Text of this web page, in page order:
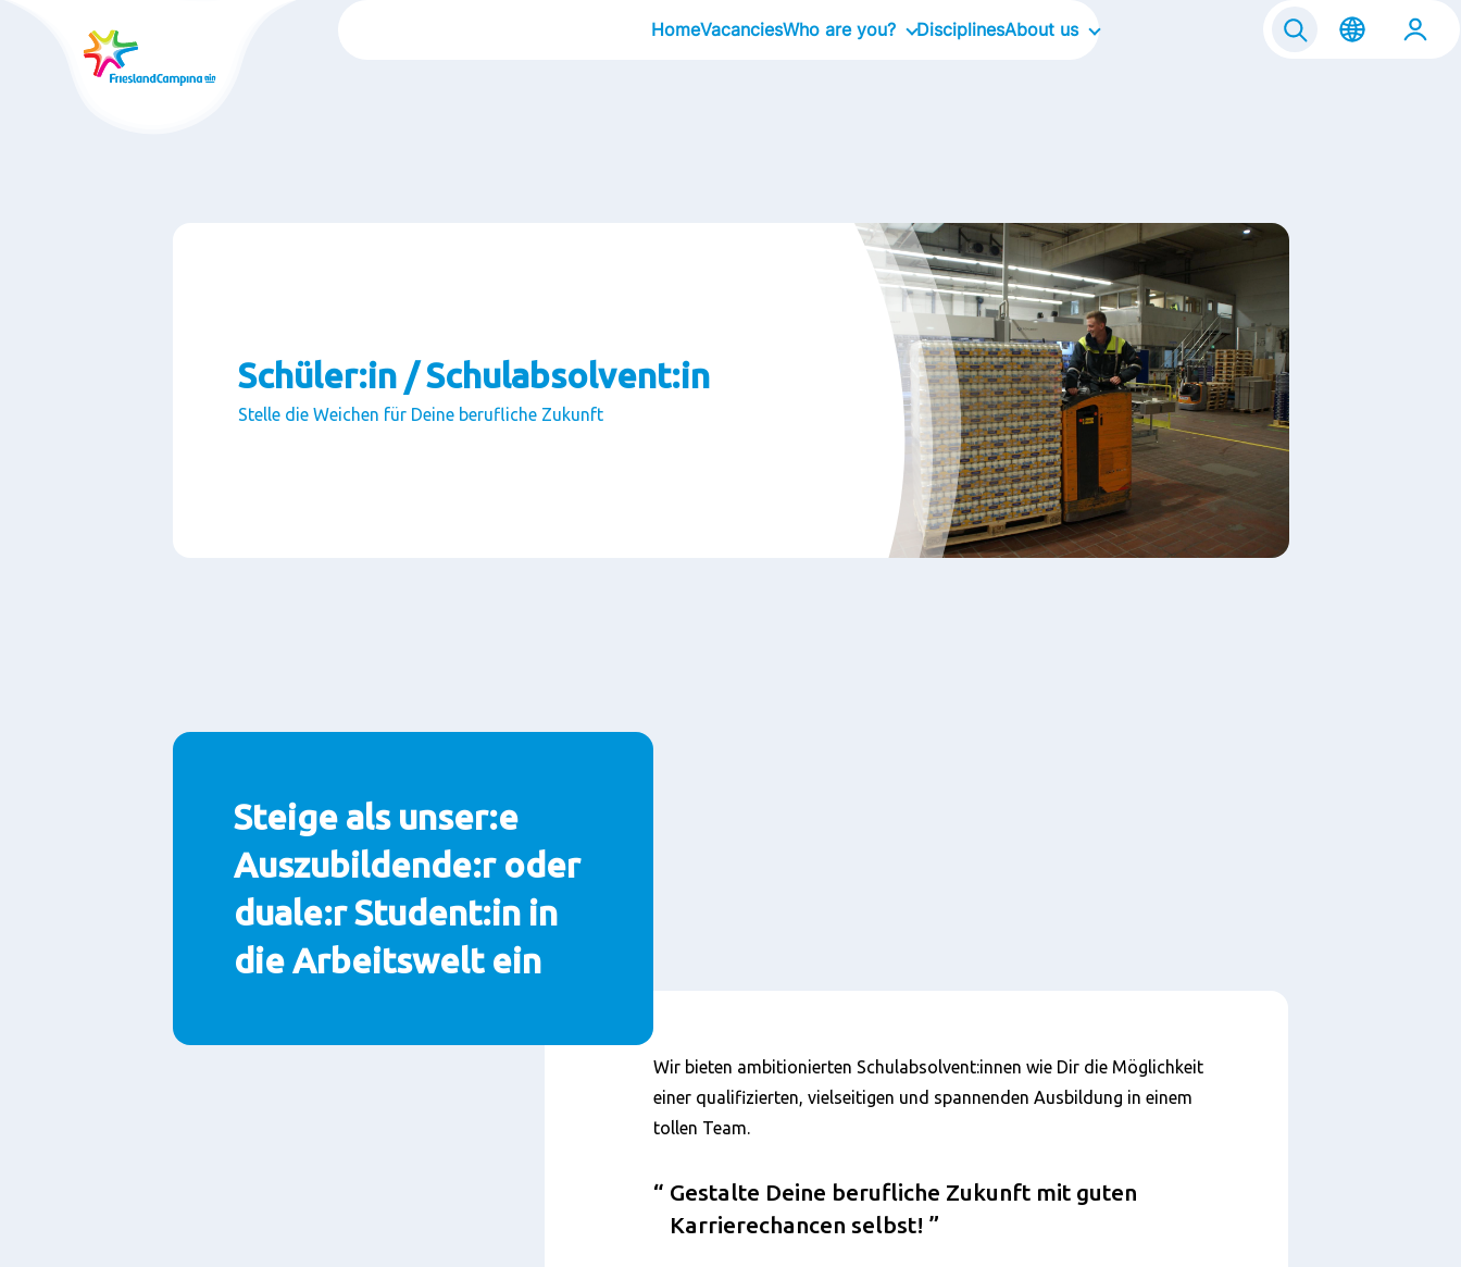
HomeVacanciesWho are you? DisciplinesAbout us
Our Stories
Life@FrieslandCampina
Contact
Schüler:in / Schulabsolvent:in
Stelle die Weichen für Deine berufliche Zukunft
Steige als unser:e
Auszubildende:r oder
duale:r Student:in in
die Arbeitswelt ein
Content
Wir bieten ambitionierten Schulabsolvent:innen wie Dir die Möglichkeit
einer qualifizierten, vielseitigen und spannenden Ausbildung in einem
tollen Team.
Gestalte Deine berufliche Zukunft mit guten
Karrierechancen selbst!